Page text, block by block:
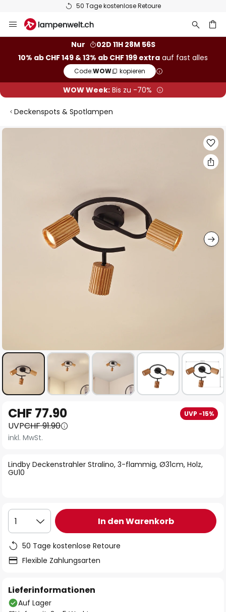
50 Tage kostenlose Retoure
Inhalt
Nur
02D 11H 28M 55S
10% ab CHF 149 & 13% ab CHF 199 extra auf fast alles
Code:WOW kopieren
WOW Week:Bis zu -70%
Deckenspots & Spotlampen
Zum
Anfang
der
Bildgalerie
Lindby Deckenstrahler Stralino, 3-flammig, Ø31cm, Holz,
GU10
CHF 77.90 UVP -15%
UVPCHF 91.90
inkl. MwSt.
1 In den Warenkorb
50 Tage kostenlose Retoure
Flexible Zahlungsarten
Lieferinformationen
Auf Lager